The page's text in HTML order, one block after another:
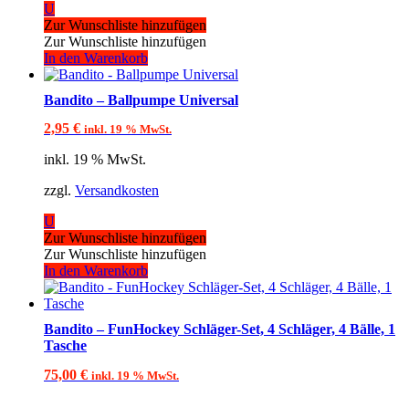
U
Zur Wunschliste hinzufügen
Zur Wunschliste hinzufügen
In den Warenkorb
Bandito – Ballpumpe Universal
2,95 € inkl. 19 % MwSt.
inkl. 19 % MwSt.
zzgl. Versandkosten
U
Zur Wunschliste hinzufügen
Zur Wunschliste hinzufügen
In den Warenkorb
Bandito – FunHockey Schläger-Set, 4 Schläger, 4 Bälle, 1
Tasche
75,00 € inkl. 19 % MwSt.